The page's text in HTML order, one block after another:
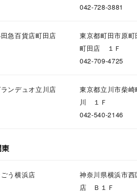
ピンクカラー
一粒
リセット
042-728-3881
急百貨店町田店
東京都町田市原
町田店 １Ｆ
042-709-4725
ンデュオ立川店
東京都立川市柴
川 １Ｆ
042-540-2146
う横浜店
神奈川県横浜市
店 Ｂ１Ｆ